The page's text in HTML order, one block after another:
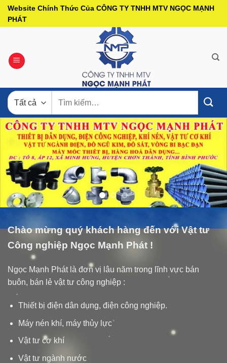
Bỏ
qua
Website Chính Thức Của CÔNG TY TNHH MTV NGỌC MẠNH
PHÁT
kiếm:
Chào mừng quý khách hàng đến với Vật tư
Công nghiệp Ngọc Mạnh Phát !
Ngọc Mạnh Phát là đơn vị lâu năm trong lĩnh vực bán
buôn, bán lẻ vật tư công nghiệp :
Thiết bị điện dân dụng, điện công nghiệp.
Máy nén khí, máy thủy lực
Vật tư cơ khí
Vật tư ngành nước